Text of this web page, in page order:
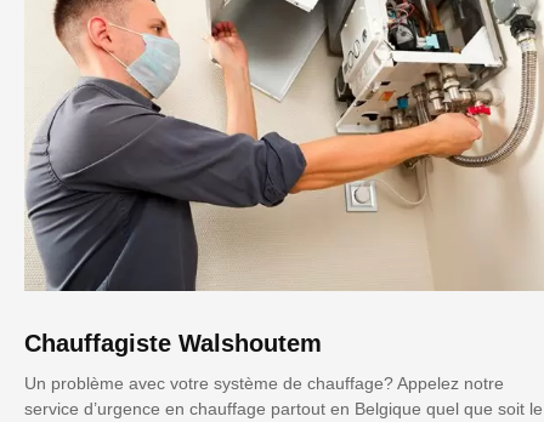
Chauffagiste Walshoutem
Un problème avec votre système de chauffage? Appelez notre
service d’urgence en chauffage partout en Belgique quel que soit le